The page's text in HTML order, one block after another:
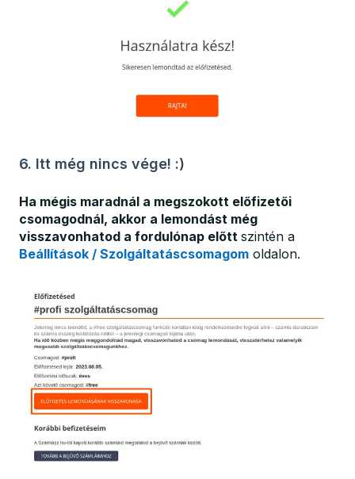
6. Itt még nincs vége! :)
Ha mégis maradnál a megszokott előfizetői
csomagodnál, akkor a lemondást még
visszavonhatod a fordulónap előtt szintén a
Beállítások / Szolgáltatáscsomagom oldalon.